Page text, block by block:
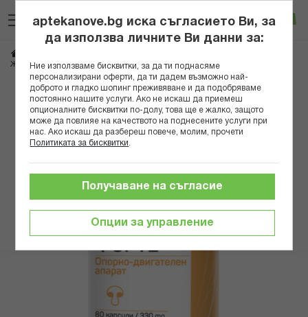
към
съдържанието
Вход
ЖЕЛАТИНА ФОРТЕ КАПС. Х 80 ХЕРБА МЕДИКА
Преминете
края
aptekanove.bg иска съгласието Ви, за
да използва личните Ви данни за:
Ние използваме бисквитки, за да ти поднасяме
персонализирани оферти, да ти дадем възможно най-
доброто и гладко шопинг преживяване и да подобряваме
постоянно нашите услуги. Ако не искаш да приемеш
опционалните бисквитки по-долу, това ще е жалко, защото
може да повлияе на качеството на поднесените услуги при
нас. Ако искаш да разбереш повече, молим, прочети
Политиката за бисквитки
Опции за управление
Получаване на съгласие